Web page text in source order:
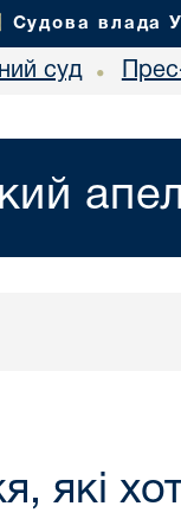
Судова влада
суд •
які